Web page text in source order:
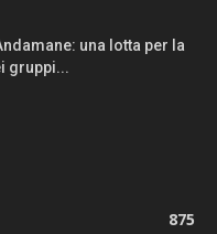
una lotta per la
gruppi...
875